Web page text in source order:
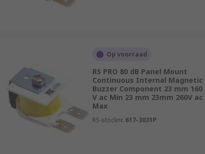
Op voorraad
RS PRO 80 dB Panel Mount
Continuous Internal Magnetic
Buzzer Component 23 mm 160
V ac Min 23 mm 23mm 260V ac
Max
RS-stocknr. 617-3031P